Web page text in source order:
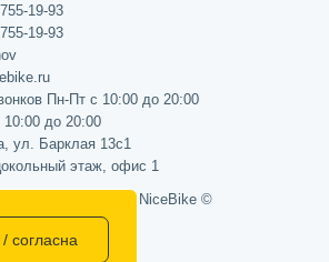
19-93
19-93
Пн-Пт с 10:00 до 20:00
до 20:00
ул. Барклая 13с1
этаж, офис 1
интернет-магазин NiceBike ©
согласна